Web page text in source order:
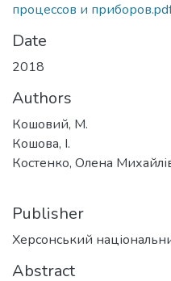
процессов и
Date
2018
Authors
Кошовий, М.
Кошова, І.
Костенко, Олена
Publisher
Херсонський
Abstract